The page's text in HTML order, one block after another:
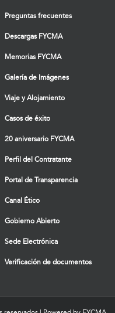
Preguntas frecuentes
Descargas FYCMA
Memorias FYCMA
Galería de Imágenes
Viaje y Alojamiento
Casos de éxito
20 aniversario FYCMA
Perfil del Contratante
Portal de Transparencia
Canal Ético
Gobierno Abierto
Sede Electrónica
Verificación de documentos